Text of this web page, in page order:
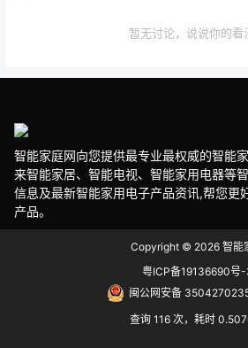
暂无讨论，说说你的看
智能家庭网向您提供最专业最权威的智能
来智能家居、智能电视、智能家用电器等
信息及最新智能家用电子产品资讯,帮您更
产品。
Copyright © 2026 智能
粤ICP备19136690号
闽公网安备
查询 116 次，耗时